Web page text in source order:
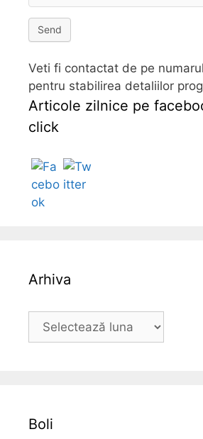
Send
Veti fi contactat de pe
pentru stabilirea detaliilor
Articole zilnice pe
click
Arhiva
Boli